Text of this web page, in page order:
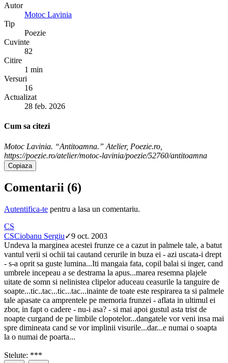
Autor
Motoc Lavinia
Tip
Poezie
Cuvinte
82
Citire
1 min
Versuri
16
Actualizat
28 feb. 2026
Cum sa citezi
Motoc Lavinia. “Antitoamna.” Atelier, Poezie.ro,
https://poezie.ro/atelier/motoc-lavinia/poezie/52760/antitoamna
Copiaza
Comentarii (6)
Autentifica-te pentru a lasa un comentariu.
CS
CSCiobanu Sergiu✓9 oct. 2003
Undeva la marginea acestei frunze ce a cazut in palmele tale, a batut
vantul verii si ochii tai cautand cerurile in buza ei - azi uscata-i drept
- s-a oprit sa guste lumina...Iti mangaia fata, copil balai si inger, cand
umbrele incepeau a se destrama la apus...marea resemna plajele
uitate de somn si nelinistea clipelor aduceau ceasurile la tanguire de
soapte...tic..tac...tic...tac...inainte de toate este respirarea ta si palmele
tale apasate ca amprentele pe memoria frunzei - aflata in ultimul ei
zbor, in fapt o cadere - nu-i asa? - si mai apoi gustul asta trist de
noapte curgand de pe limbile clopotelor...dangatele vor veni insa mai
spre dimineata cand se vor implinii visurile...dar...e numai o soapta
la o numai de poarta...
Stelute: ***